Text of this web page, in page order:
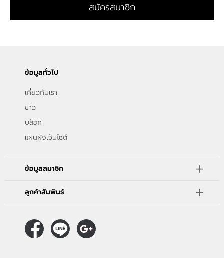
สมัครสมาชิก
ข้อมูลทั่วไป
เกี่ยวกับเรา
ข่าว
บล็อก
แผนผังเว็บไซต์
ข้อมูลสมาชิก
ลูกค้าสัมพันธ์